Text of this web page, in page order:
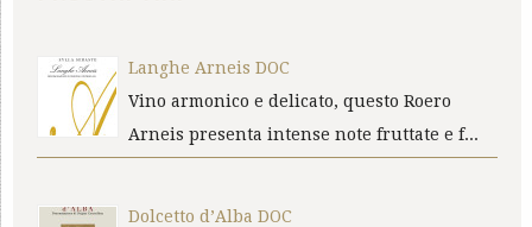
Langhe Arneis DOC
Vino armonico e delicato, questo Roero
Arneis presenta intense note fruttate e f...
Dolcetto d’Alba DOC